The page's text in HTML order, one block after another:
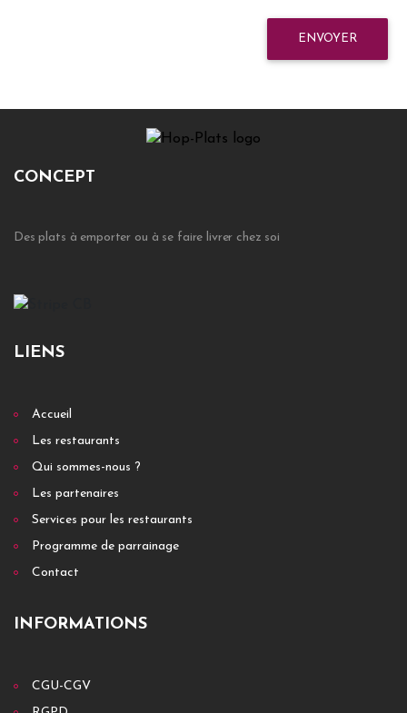
ENVOYER
CONCEPT
Des plats à emporter ou à se faire livrer chez soi
LIENS
Accueil
Les restaurants
Qui sommes-nous ?
Les partenaires
Services pour les restaurants
Programme de parrainage
Contact
INFORMATIONS
CGU-CGV